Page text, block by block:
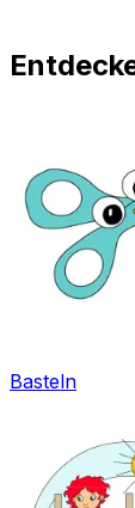
Basteln